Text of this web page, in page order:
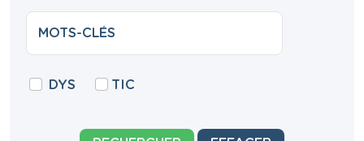
DYS TIC